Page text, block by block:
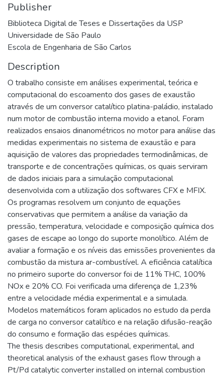
Publisher
Biblioteca Digital de Teses e Dissertações da USP
Universidade de São Paulo
Escola de Engenharia de São Carlos
Description
O trabalho consiste em análises experimental, teórica e
computacional do escoamento dos gases de exaustão
através de um conversor catalítico platina-paládio, instalado
num motor de combustão interna movido a etanol. Foram
realizados ensaios dinanométricos no motor para análise das
medidas experimentais no sistema de exaustão e para
aquisição de valores das propriedades termodinâmicas, de
transporte e de concentrações químicas, os quais serviram
de dados iniciais para a simulação computacional
desenvolvida com a utilização dos softwares CFX e MFIX.
Os programas resolvem um conjunto de equações
conservativas que permitem a análise da variação da
pressão, temperatura, velocidade e composição química dos
gases de escape ao longo do suporte monolítico. Além de
avaliar a formação e os níveis das emissões provenientes da
combustão da mistura ar-combustível. A eficiência catalítica
no primeiro suporte do conversor foi de 11% THC, 100%
NOx e 20% CO. Foi verificada uma diferença de 1,23%
entre a velocidade média experimental e a simulada.
Modelos matemáticos foram aplicados no estudo da perda
de carga no conversor catalítico e na relação difusão-reação
do consumo e formação das espécies químicas.
The thesis describes computational, experimental, and
theoretical analysis of the exhaust gases flow through a
Pt/Pd catalytic converter installed on internal combustion